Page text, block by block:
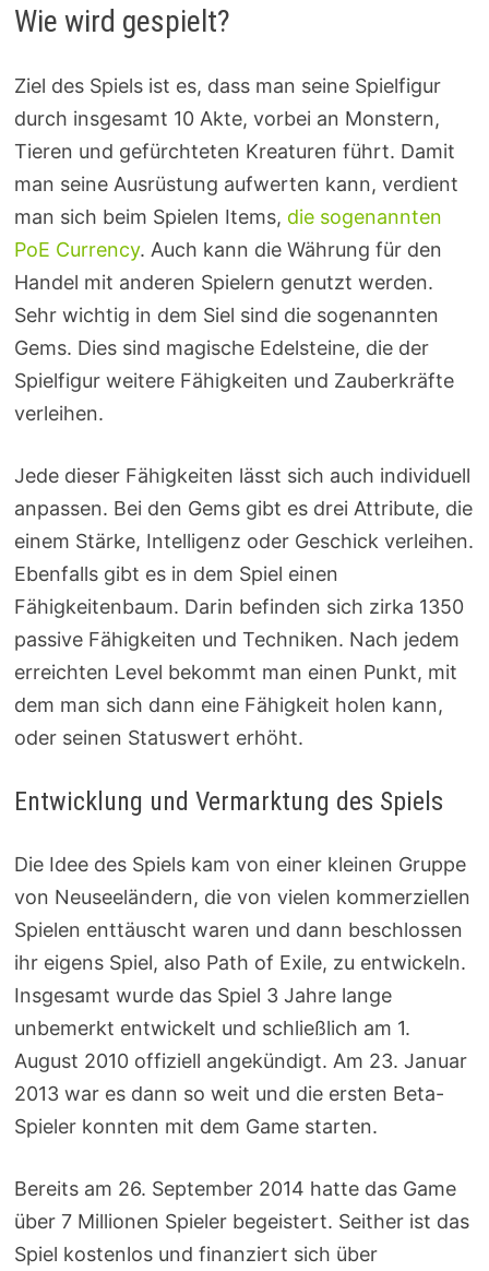
Wie wird gespielt?
Ziel des Spiels ist es, dass man seine Spielfigur
durch insgesamt 10 Akte, vorbei an Monstern,
Tieren und gefürchteten Kreaturen führt. Damit
man seine Ausrüstung aufwerten kann, verdient
man sich beim Spielen Items, die sogenannten
PoE Currency. Auch kann die Währung für den
Handel mit anderen Spielern genutzt werden.
Sehr wichtig in dem Siel sind die sogenannten
Gems. Dies sind magische Edelsteine, die der
Spielfigur weitere Fähigkeiten und Zauberkräfte
verleihen.
Jede dieser Fähigkeiten lässt sich auch individuell
anpassen. Bei den Gems gibt es drei Attribute, die
einem Stärke, Intelligenz oder Geschick verleihen.
Ebenfalls gibt es in dem Spiel einen
Fähigkeitenbaum. Darin befinden sich zirka 1350
passive Fähigkeiten und Techniken. Nach jedem
erreichten Level bekommt man einen Punkt, mit
dem man sich dann eine Fähigkeit holen kann,
oder seinen Statuswert erhöht.
Entwicklung und Vermarktung des Spiels
Die Idee des Spiels kam von einer kleinen Gruppe
von Neuseeländern, die von vielen kommerziellen
Spielen enttäuscht waren und dann beschlossen
ihr eigens Spiel, also Path of Exile, zu entwickeln.
Insgesamt wurde das Spiel 3 Jahre lange
unbemerkt entwickelt und schließlich am 1.
August 2010 offiziell angekündigt. Am 23. Januar
2013 war es dann so weit und die ersten Beta-
Spieler konnten mit dem Game starten.
Bereits am 26. September 2014 hatte das Game
über 7 Millionen Spieler begeistert. Seither ist das
Spiel kostenlos und finanziert sich über